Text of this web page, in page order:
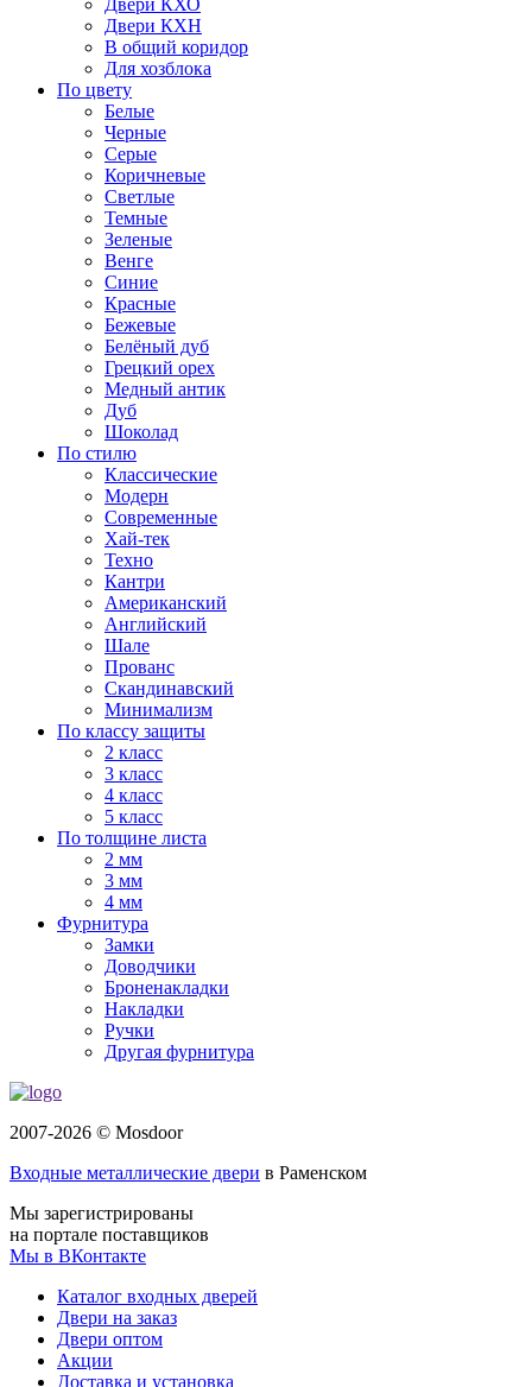
Двери КХО
Двери КХН
В общий коридор
Для хозблока
По цвету
Белые
Черные
Серые
Коричневые
Светлые
Темные
Зеленые
Венге
Синие
Красные
Бежевые
Белёный дуб
Грецкий орех
Медный антик
Дуб
Шоколад
По стилю
Классические
Модерн
Современные
Хай-тек
Техно
Кантри
Американский
Английский
Шале
Прованс
Скандинавский
Минимализм
По классу защиты
2 класс
3 класс
4 класс
5 класс
По толщине листа
2 мм
3 мм
4 мм
Фурнитура
Замки
Доводчики
Броненакладки
Накладки
Ручки
Другая фурнитура
2007-2026 © Mosdoor
Входные металлические двери в Раменском
Мы зарегистрированы
на портале поставщиков
Мы в ВКонтакте
Каталог входных дверей
Двери на заказ
Двери оптом
Акции
Доставка и установка